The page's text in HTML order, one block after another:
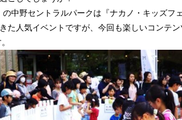
の中野セントラルパークは『ナカノ・キッズフ
た人気イベントですが、今回も楽しいコンテ